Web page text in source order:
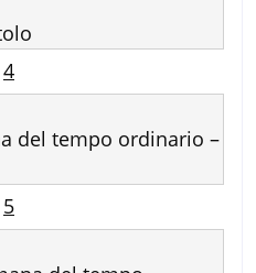
4
del tempo ordinario –
5